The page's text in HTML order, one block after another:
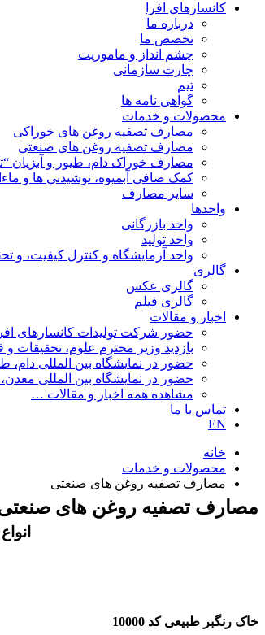
کانسارهای افرا
درباره ما
تخصص ما
چشم انداز و ماموریت
چارت سازمانی
تیم
گواهی نامه ها
محصولات و خدمات
مصارف تصفیه روغن های خوراکی
مصارف تصفیه روغن های صنعتی
مصارف خوراک دام، طیور و آبزیان
کمک صافی آبمیوه، نوشیدنی ها و
سایر مصارف
واحدها
واحد بازرگانی
واحد تولید
واحد آزمایشگاه و کنترل کیفیت، و
گالری
گالری عکس
گالری فیلم
اخبار و مقالات
حضور شرکت تولیدات کانسارهای
بازدید وزیر محترم علوم، تحقیقات و
حضور در نمایشگاه بین المللی دام،
حضور در نمایشگاه بین المللی معدن،
مشاهده همه اخبار و مقالات …
تماس با ما
EN
خانه
محصولات و خدمات
مصارف تصفیه روغن های صنعتی
مصارف تصفیه روغن های
خاک رنگبر طبیعی کد 10000